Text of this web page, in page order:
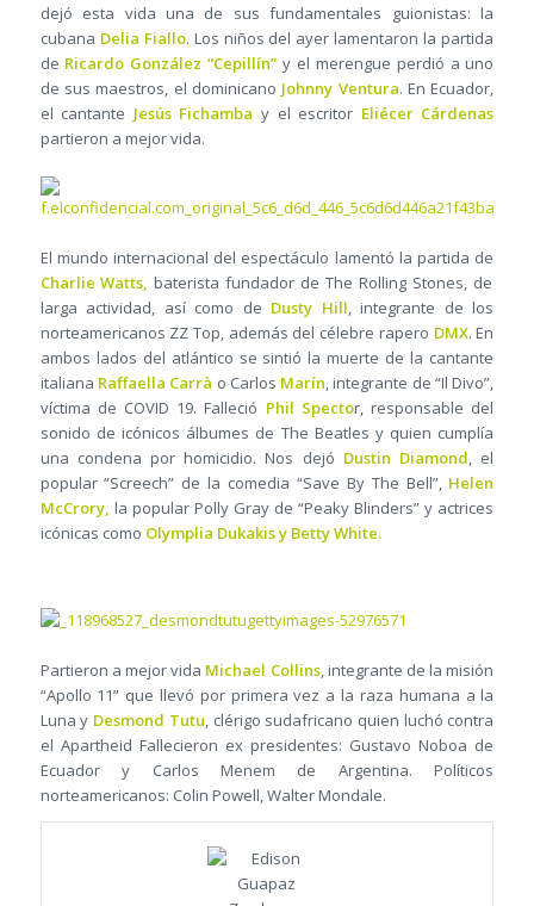
dejó esta vida una de sus fundamentales guionistas: la
cubana Delia Fiallo. Los niños del ayer lamentaron la partida
de Ricardo González “Cepillín” y el merengue perdió a uno
de sus maestros, el dominicano Johnny Ventura. En Ecuador,
el cantante Jesús Fichamba y el escritor Eliécer Cárdenas
partieron a mejor vida.
El mundo internacional del espectáculo lamentó la partida de
Charlie Watts, baterista fundador de The Rolling Stones, de
larga actividad, así como de Dusty Hill, integrante de los
norteamericanos ZZ Top, además del célebre rapero DMX. En
ambos lados del atlántico se sintió la muerte de la cantante
italiana Raffaella Carrà o Carlos Marín, integrante de “Il Divo”,
víctima de COVID 19. Falleció Phil Spector, responsable del
sonido de icónicos álbumes de The Beatles y quien cumplía
una condena por homicidio. Nos dejó Dustin Diamond, el
popular “Screech” de la comedia “Save By The Bell”, Helen
McCrory, la popular Polly Gray de “Peaky Blinders” y actrices
icónicas como Olymplia Dukakis y Betty White.
Partieron a mejor vida Michael Collins, integrante de la misión
“Apollo 11” que llevó por primera vez a la raza humana a la
Luna y Desmond Tutu, clérigo sudafricano quien luchó contra
el Apartheid Fallecieron ex presidentes: Gustavo Noboa de
Ecuador y Carlos Menem de Argentina. Políticos
norteamericanos: Colin Powell, Walter Mondale.